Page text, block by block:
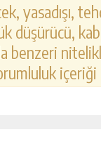
yasadışı,
düşürücü,
benzeri